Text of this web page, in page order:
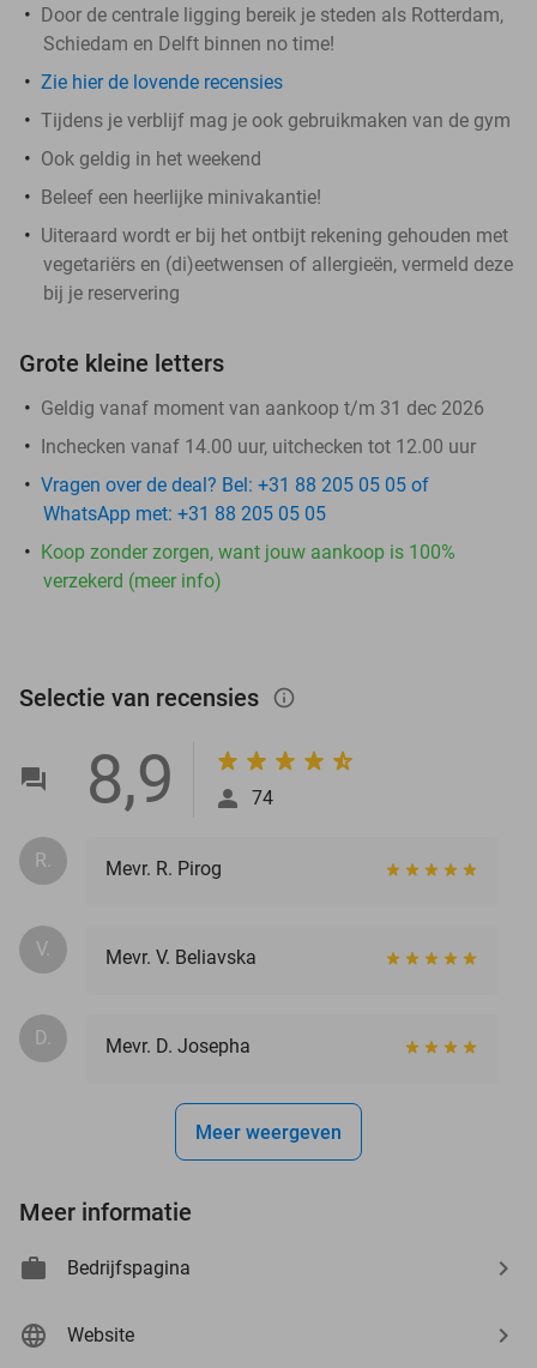
Door de centrale ligging bereik je steden als Rotterdam,
Schiedam en Delft binnen no time!
Zie hier de lovende recensies
Tijdens je verblijf mag je ook gebruikmaken van de gym
Ook geldig in het weekend
Beleef een heerlijke minivakantie!
Uiteraard wordt er bij het ontbijt rekening gehouden met
vegetariërs en (di)eetwensen of allergieën, vermeld deze
bij je reservering
Grote kleine letters
Geldig vanaf moment van aankoop t/m 31 dec 2026
Inchecken vanaf 14.00 uur, uitchecken tot 12.00 uur
Vragen over de deal? Bel: +31 88 205 05 05 of
WhatsApp met: +31 88 205 05 05
Koop zonder zorgen, want jouw aankoop is 100%
verzekerd (meer info)
Selectie van recensies info_outlined
8,9 74
R. Mevr. R. Pirog
V. Mevr. V. Beliavska
D. Mevr. D. Josepha
Meer weergeven
Meer informatie
Bedrijfspagina
Website